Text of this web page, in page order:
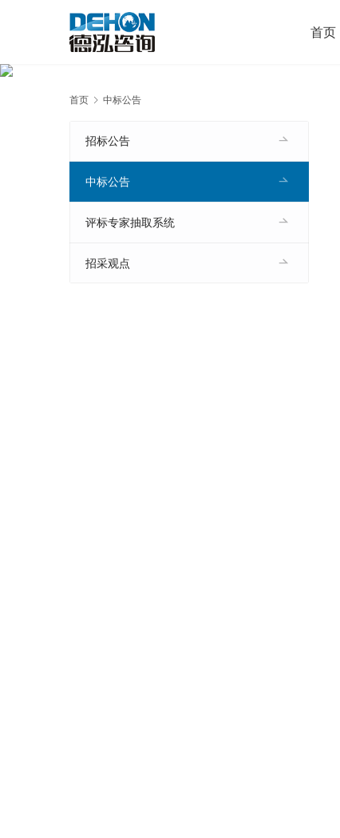
首页
首页 中标公告
招标公告
中标公告
评标专家抽取系统
招采观点